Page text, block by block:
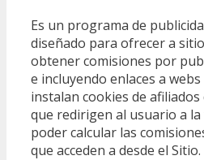
Es un programa de
diseñado para ofrecer a
obtener comisiones por
e incluyendo enlaces a webs
instalan cookies de
que redirigen al usuario a
poder calcular las
que acceden a desde el Sitio.